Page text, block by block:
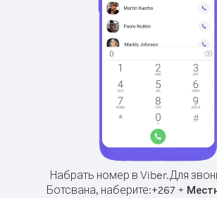
Набрать номер в Viber.Для
Ботсвана, наберите:+267 +